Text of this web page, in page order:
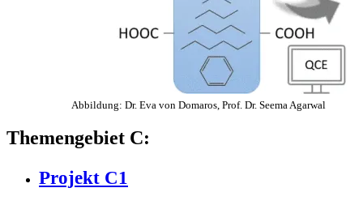
Abbildung: Dr. Eva von Domaros, Prof. Dr. Seema Agarwal
Themengebiet C:
Projekt C1